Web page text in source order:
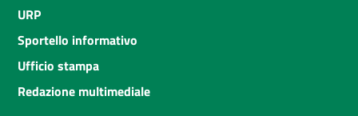
URP
Sportello informativo
Ufficio stampa
Redazione multimediale